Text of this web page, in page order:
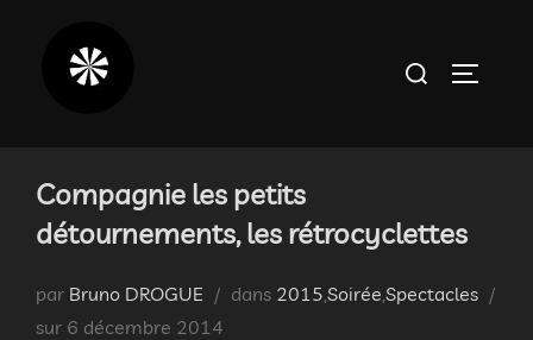
Rechercher :
Compagnie les petits
détournements, les rétrocyclettes
par Bruno DROGUE dans 2015 Soirée Spectacles
sur Publié
6 décembre 2014